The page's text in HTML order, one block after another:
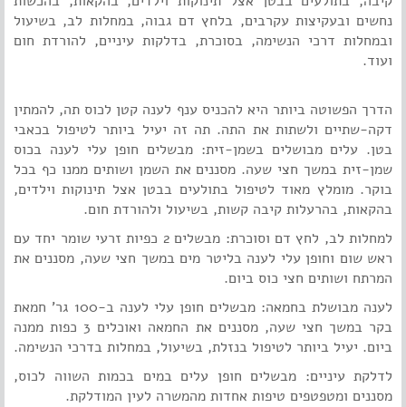
נחשים ובעקיצות עקרבים, בלחץ דם גבוה, במחלות לב, בשיעול
ובמחלות דרכי הנשימה, בסוכרת, בדלקות עיניים, להורדת חום
ועוד.
הדרך הפשוטה ביותר היא להכניס ענף לענה קטן לכוס תה, להמתין
דקה-שתיים ולשתות את התה. תה זה יעיל ביותר לטיפול בכאבי
בטן. עלים מבושלים בשמן-זית: מבשלים חופן עלי לענה בכוס
שמן-זית במשך חצי שעה. מסננים את השמן ושותים ממנו כף בכל
בוקר. מומלץ מאוד לטיפול בתולעים בבטן אצל תינוקות וילדים,
בהקאות, בהרעלות קיבה קשות, בשיעול ולהורדת חום.
למחלות לב, לחץ דם וסוכרת: מבשלים 2 כפיות זרעי שומר יחד עם
ראש שום וחופן עלי לענה בליטר מים במשך חצי שעה, מסננים את
המרתח ושותים חצי כוס ביום.
לענה מבושלת בחמאה: מבשלים חופן עלי לענה ב-100 גר' חמאת
בקר במשך חצי שעה, מסננים את החמאה ואוכלים 3 כפות ממנה
ביום. יעיל ביותר לטיפול בנזלת, בשיעול, במחלות בדרכי הנשימה.
לדלקת עיניים: מבשלים חופן עלים במים בכמות השווה לכוס,
מסננים ומטפטפים טיפות אחדות מהמשרה לעין המודלקת.